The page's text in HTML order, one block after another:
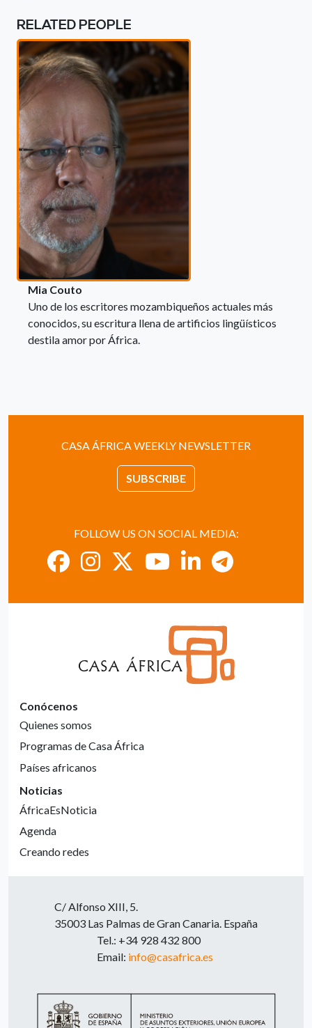
RELATED PEOPLE
Mia Couto
Uno de los escritores mozambiqueños actuales más
conocidos, su escritura llena de artificios lingüísticos
destila amor por África.
CASA ÁFRICA WEEKLY NEWSLETTER
SUBSCRIBE
FOLLOW US ON SOCIAL MEDIA:
Conócenos
Quienes somos
Programas de Casa África
Países africanos
Noticias
ÁfricaEsNoticia
Agenda
Creando redes
C/ Alfonso XIII, 5.
35003 Las Palmas de Gran Canaria. España
Tel.: +34 928 432 800
Email: info@casafrica.es